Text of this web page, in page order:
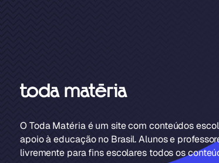
O Toda Matéria é um site com conteúdos
apoio à educação no Brasil. Alunos e
livremente para fins escolares todos os